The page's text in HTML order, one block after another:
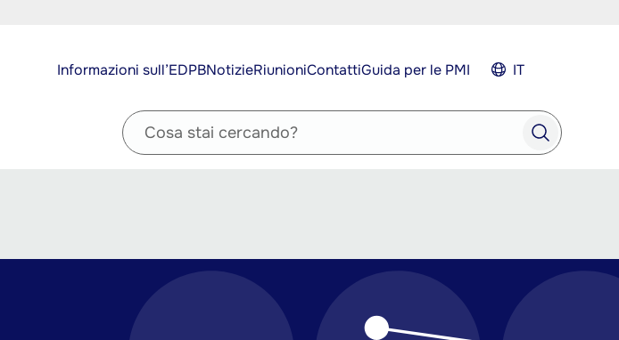
Informazioni sull’EDPBNotizieRiunioniContattiGuida per le PMI IT
Filter
by